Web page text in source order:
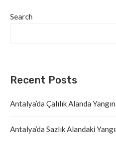
Search
Recent Posts
Antalya’da Çalılık Alanda
Antalya’da Sazlık Alandaki